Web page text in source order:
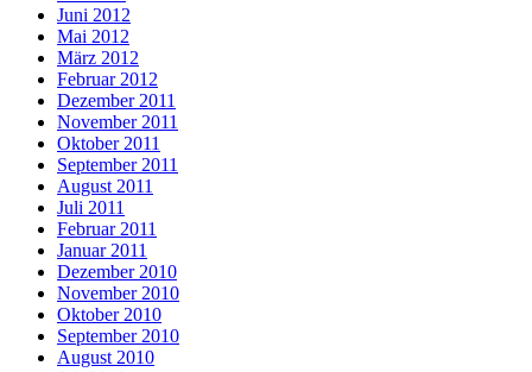
Juni 2012
Mai 2012
März 2012
Februar 2012
Dezember 2011
November 2011
Oktober 2011
September 2011
August 2011
Juli 2011
Februar 2011
Januar 2011
Dezember 2010
November 2010
Oktober 2010
September 2010
August 2010